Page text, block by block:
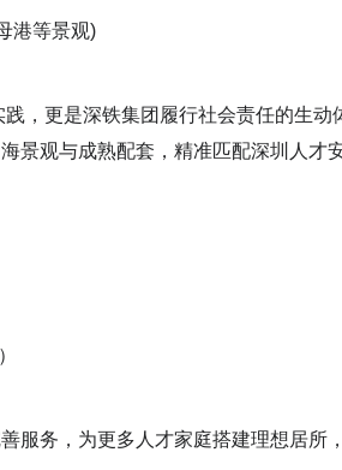
港等景观)
践，更是深铁集团履行社会责任的生动
景观与成熟配套，精准匹配深圳人才
服务，为更多人才家庭搭建理想居所